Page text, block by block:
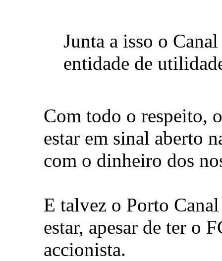
Junta a isso o
entidade de
Com todo o respeito,
estar em sinal aberto
com o dinheiro dos
E talvez o Porto
estar, apesar de ter o
accionista.